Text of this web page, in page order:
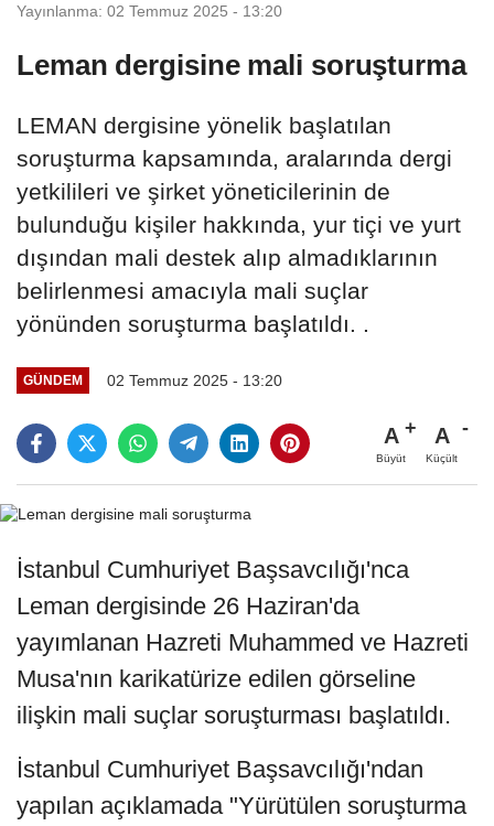
Yayınlanma: 02 Temmuz 2025 - 13:20
Leman dergisine mali soruşturma
LEMAN dergisine yönelik başlatılan
soruşturma kapsamında, aralarında dergi
yetkilileri ve şirket yöneticilerinin de
bulunduğu kişiler hakkında, yur tiçi ve yurt
dışından mali destek alıp almadıklarının
belirlenmesi amacıyla mali suçlar
yönünden soruşturma başlatıldı. .
GÜNDEM 02 Temmuz 2025 - 13:20
A
Büyüt
A
Küçült
İstanbul Cumhuriyet Başsavcılığı'nca
Leman dergisinde 26 Haziran'da
yayımlanan Hazreti Muhammed ve Hazreti
Musa'nın karikatürize edilen görseline
ilişkin mali suçlar soruşturması başlatıldı.
İstanbul Cumhuriyet Başsavcılığı'ndan
yapılan açıklamada "Yürütülen soruşturma